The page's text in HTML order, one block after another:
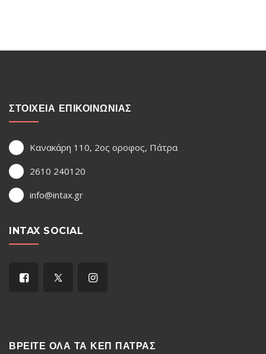
ΣΤΟΙΧΕΙΑ ΕΠΙΚΟΙΝΩΝΙΑΣ
Κανακάρη 110, 2ος οροφος, Πάτρα
2610 240120
info@intax.gr
INTAX SOCIAL
ΒΡΕΙΤΕ ΟΛΑ ΤΑ ΚΕΠ ΠΑΤΡΑΣ